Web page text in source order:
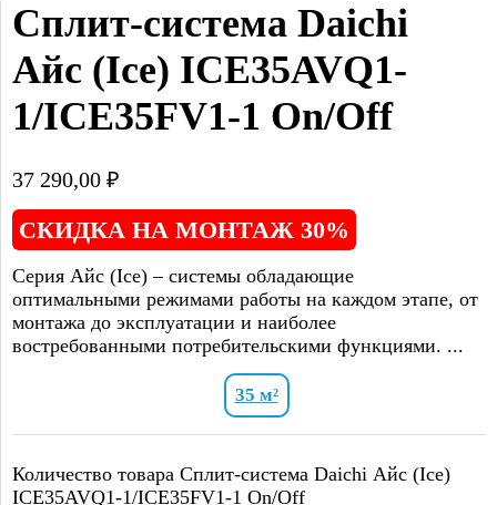
Сплит-система Daichi
Айс (Ice) ICE35AVQ1-
1/ICE35FV1-1 On/Off
37 290,00 ₽
СКИДКА НА МОНТАЖ 30%
Серия Айс (Ice) – системы обладающие
оптимальными режимами работы на каждом этапе, от
монтажа до эксплуатации и наиболее
востребованными потребительскими функциями. ...
35 м²
Количество товара Сплит-система Daichi Айс (Ice)
ICE35AVQ1-1/ICE35FV1-1 On/Off